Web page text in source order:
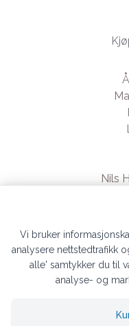
Nils
-
Vi bruker
analysere nettstedtrafikk
alle' samtykker du til
analyse- og